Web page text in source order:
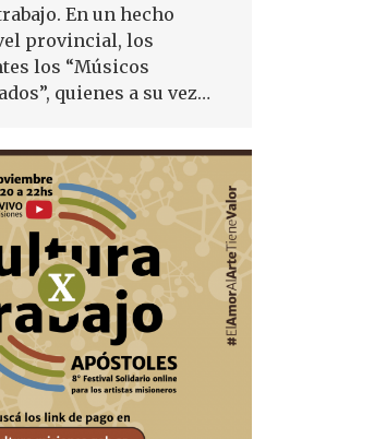
En un hecho
provincial, los
los “Músicos
quienes a su vez…